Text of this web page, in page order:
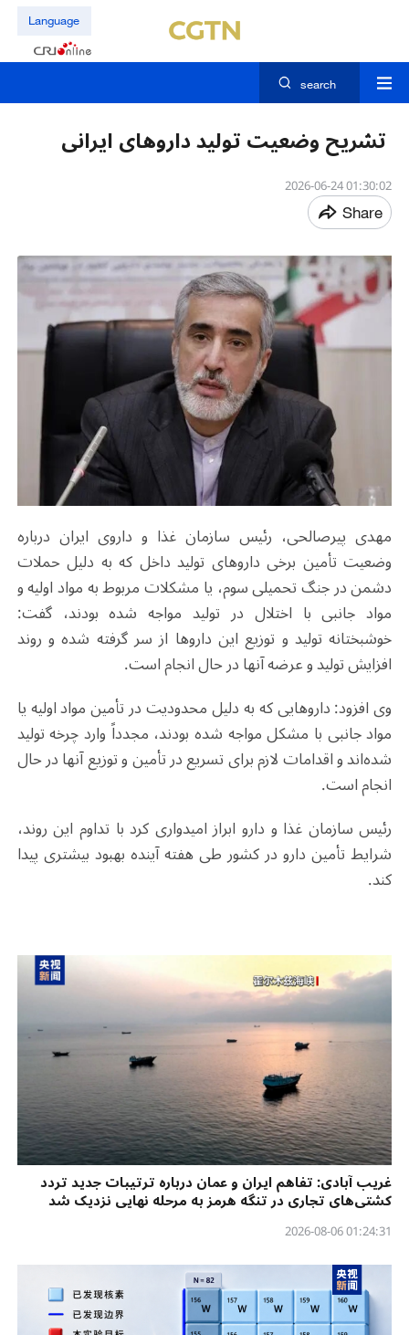
Language
search
تشریح وضعیت تولید داروهای ایرانی
01:30:02 2026-06-24
Share
مهدی پیرصالحی، رئیس سازمان غذا و داروی ایران درباره
وضعیت تأمین برخی داروهای تولید داخل که به دلیل حملات
دشمن در جنگ تحمیلی سوم، یا مشکلات مربوط به مواد اولیه و
مواد جانبی با اختلال در تولید مواجه شده بودند، گفت:
خوشبختانه تولید و توزیع این داروها از سر گرفته شده و روند
افزایش تولید و عرضه آنها در حال انجام است.
وی افزود: داروهایی که به دلیل محدودیت در تأمین مواد اولیه یا
مواد جانبی با مشکل مواجه شده بودند، مجدداً وارد چرخه تولید
شده‌اند و اقدامات لازم برای تسریع در تأمین و توزیع آنها در حال
انجام است.
رئیس سازمان غذا و دارو ابراز امیدواری کرد با تداوم این روند،
شرایط تأمین دارو در کشور طی هفته آینده بهبود بیشتری پیدا
کند.
غریب آبادی: تفاهم ایران و عمان درباره ترتیبات جدید تردد
کشتی‌های تجاری در تنگه هرمز به مرحله نهایی نزدیک شد
01:24:31 2026-08-06